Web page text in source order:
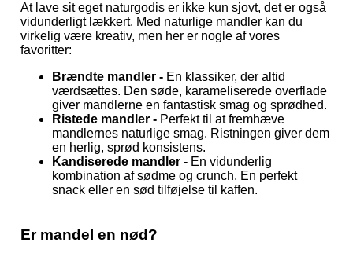
At lave sit eget naturgodis er ikke kun sjovt, det er også
vidunderligt lækkert. Med naturlige mandler kan du
virkelig være kreativ, men her er nogle af vores
favoritter:
Brændte mandler - En klassiker, der altid
værdsættes. Den søde, karameliserede overflade
giver mandlerne en fantastisk smag og sprødhed.
Ristede mandler - Perfekt til at fremhæve
mandlernes naturlige smag. Ristningen giver dem
en herlig, sprød konsistens.
Kandiserede mandler - En vidunderlig
kombination af sødme og crunch. En perfekt
snack eller en sød tilføjelse til kaffen.
Er mandel en nød?